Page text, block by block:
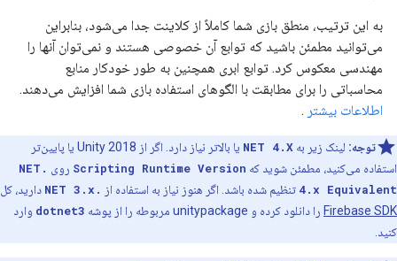
به این ترتیب، منطق بازی شما کاملاً از کلاینت جدا می‌شود، بنابراین
می‌توانید مطمئن باشید که توابع آن خصوصی هستند و نمی‌توان آنها را
مهندسی معکوس کرد. توابع ابری همچنین به طور خودکار منابع
محاسباتی را برای مطابقت با الگوهای استفاده بازی شما افزایش می‌دهند.
اطلاعات بیشتر .
توجه: لینک زیر به NET 4.X
یا بالاتر نیاز دارد. اگر از Unity 2018 یا پایین‌تر
استفاده می‌کنید، مطمئن شوید که Scripting Runtime Version روی
.NET
4.x Equivalent تنظیم شده باشد. اگر هنوز نیاز به استفاده از .NET 3.x
دارید، کل
Firebase SDK را دانلود کرده و unitypackage مربوطه را از پوشه dotnet3 وارد
کنید.